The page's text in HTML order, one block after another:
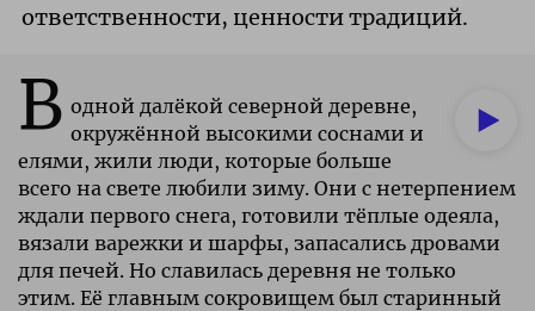
ответственности, ценности традиций.
В одной далёкой северной деревне,
окружённой высокими соснами и
елями, жили люди, которые больше
всего на свете любили зиму. Они с нетерпением
ждали первого снега, готовили тёплые одеяла,
вязали варежки и шарфы, запасались дровами
для печей. Но славилась деревня не только
этим. Её главным сокровищем был старинный